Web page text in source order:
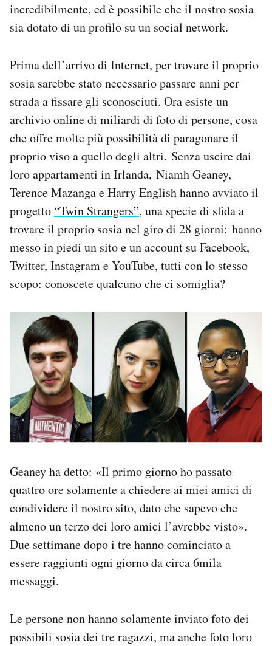
Notifiche mobile
Regala il Post
Esci
incredibilmente, ed è possibile che il nostro sosia
sia dotato di un profilo su un social network.
Prima dell’arrivo di Internet, per trovare il proprio
sosia sarebbe stato necessario passare anni per
strada a fissare gli sconosciuti. Ora esiste un
archivio online di miliardi di foto di persone, cosa
che offre molte più possibilità di paragonare il
proprio viso a quello degli altri. Senza uscire dai
loro appartamenti in Irlanda, Niamh Geaney,
Terence Mazanga e Harry English hanno avviato il
progetto “Twin Strangers”, una specie di sfida a
trovare il proprio sosia nel giro di 28 giorni: hanno
messo in piedi un sito e un account su Facebook,
Twitter, Instagram e YouTube, tutti con lo stesso
scopo: conoscete qualcuno che ci somiglia?
Geaney ha detto: «Il primo giorno ho passato
quattro ore solamente a chiedere ai miei amici di
condividere il nostro sito, dato che sapevo che
almeno un terzo dei loro amici l’avrebbe visto».
Due settimane dopo i tre hanno cominciato a
essere raggiunti ogni giorno da circa 6mila
messaggi.
Le persone non hanno solamente inviato foto dei
possibili sosia dei tre ragazzi, ma anche foto loro